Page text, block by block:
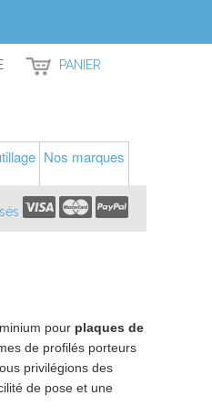
PANIER
Nos marques
pour plaques de
de profilés porteurs
privilégions des
de pose et une